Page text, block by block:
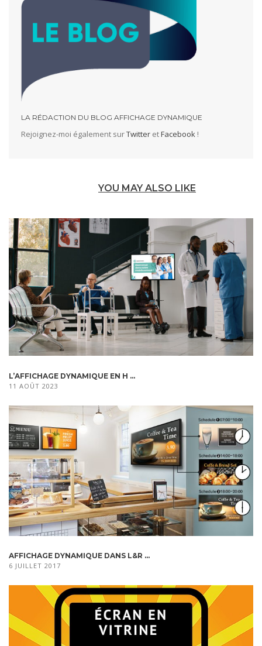
LA RÉDACTION DU BLOG AFFICHAGE DYNAMIQUE
Rejoignez-moi également surTwitteretFacebook !
YOU MAY ALSO LIKE
L’AFFICHAGE DYNAMIQUE EN H ...
11 AOÛT 2023
AFFICHAGE DYNAMIQUE DANS L&R ...
6 JUILLET 2017